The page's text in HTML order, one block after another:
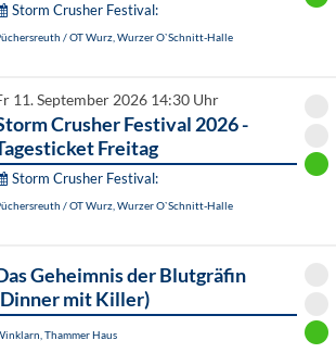
Storm Crusher Festival:
/ OT Wurz, Wurzer O`Schnitt-Halle
11. September 2026 14:30 Uhr
Crusher Festival 2026 -
Freitag
Storm Crusher Festival:
/ OT Wurz, Wurzer O`Schnitt-Halle
Geheimnis der Blutgräfin
mit Killer)
Thammer Haus